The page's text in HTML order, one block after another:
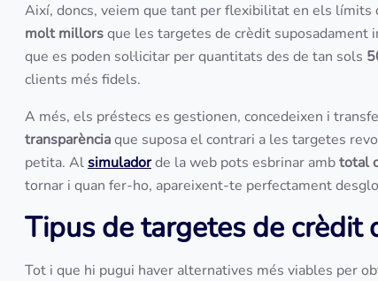
Així, doncs, veiem que tant per flexibilitat en els
molt millorsque les targetes de crèdit suposadament
que es poden sol·licitar per quantitats des de tan sols
clients més fidels.
A més, els préstecs es gestionen, concedeixen i
transparènciaque suposa el contrari a les targetes
petita. Alsimuladorde la web pots esbrinar ambtotal
tornar i quan fer-ho, apareixent-te perfectament
Tipus de targetes de crèdit
Tot i que hi pugui haver alternatives més viables per